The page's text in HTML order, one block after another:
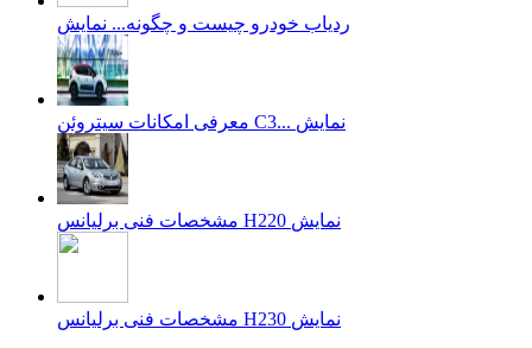
ردیاب خودرو چیست و چگونه... نمایش
معرفی امکانات سیتروئن C3... نمایش
مشخصات فنی برلیانس H220 نمایش
مشخصات فنی برلیانس H230 نمایش